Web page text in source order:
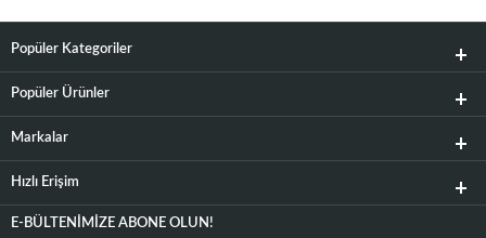
Popüler Kategoriler
Popüler Ürünler
Markalar
Hızlı Erişim
E-BÜLTENIMIZE ABONE OLUN!